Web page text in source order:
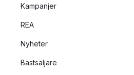
Kampanjer
REA
Nyheter
Bästsäljare